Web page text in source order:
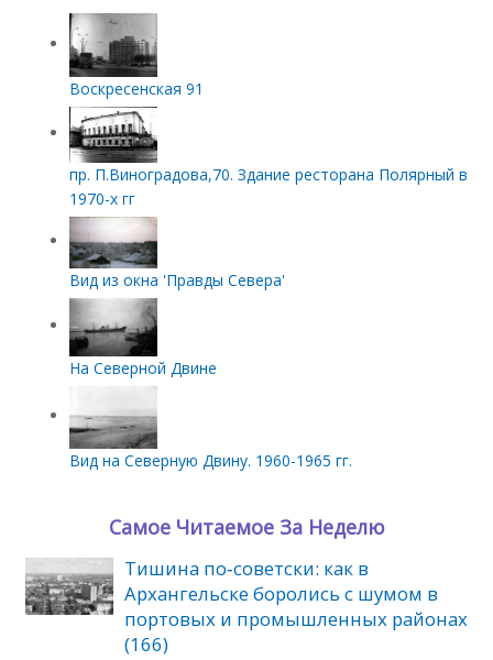
Воскресенская 91
пр. П.Виноградова,70. Здание ресторана Полярный в
1970-х гг
Вид из окна 'Правды Севера'
На Северной Двине
Вид на Северную Двину. 1960-1965 гг.
Самое Читаемое За Неделю
Тишина по‑советски: как в
Архангельске боролись с шумом в
портовых и промышленных районах
(166)